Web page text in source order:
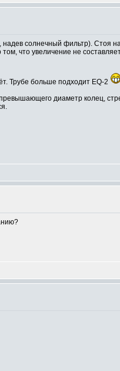
солнечный фильтр). Стоя
что увеличение не
Трубе больше подходит EQ-2
диаметр колец,